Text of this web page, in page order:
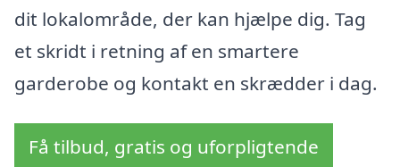
dit lokalområde, der kan hjælpe dig. Tag
et skridt i retning af en smartere
garderobe og kontakt en skrædder i dag.
Få tilbud, gratis og uforpligtende